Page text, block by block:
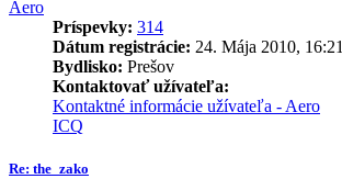
Aero
Príspevky: 314
Dátum registrácie: 24. Mája 2010, 16:21
Bydlisko: Prešov
Kontaktovať užívateľa:
Kontaktné informácie užívateľa - Aero
ICQ
Re: the_zako